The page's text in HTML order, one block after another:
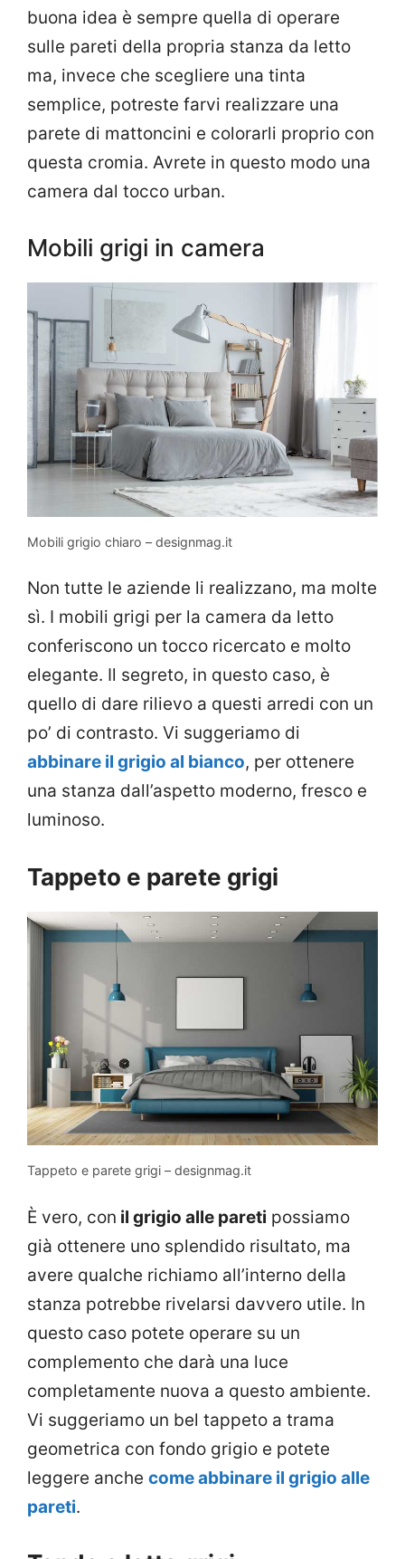
buona idea è sempre quella di operare
sulle pareti della propria stanza da letto
ma, invece che scegliere una tinta
semplice, potreste farvi realizzare una
parete di mattoncini e colorarli proprio con
questa cromia. Avrete in questo modo una
camera dal tocco urban.
Mobili grigi in camera
Mobili grigio chiaro – designmag.it
Non tutte le aziende li realizzano, ma molte
sì. I mobili grigi per la camera da letto
conferiscono un tocco ricercato e molto
elegante. Il segreto, in questo caso, è
quello di dare rilievo a questi arredi con un
po’ di contrasto. Vi suggeriamo di
abbinare il grigio al bianco, per ottenere
una stanza dall’aspetto moderno, fresco e
luminoso.
Tappeto e parete grigi
Tappeto e parete grigi – designmag.it
È vero, con il grigio alle pareti possiamo
già ottenere uno splendido risultato, ma
avere qualche richiamo all’interno della
stanza potrebbe rivelarsi davvero utile. In
questo caso potete operare su un
complemento che darà una luce
completamente nuova a questo ambiente.
Vi suggeriamo un bel tappeto a trama
geometrica con fondo grigio e potete
leggere anche come abbinare il grigio alle
pareti.